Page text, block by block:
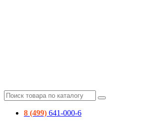
8 (499) 641-000-6